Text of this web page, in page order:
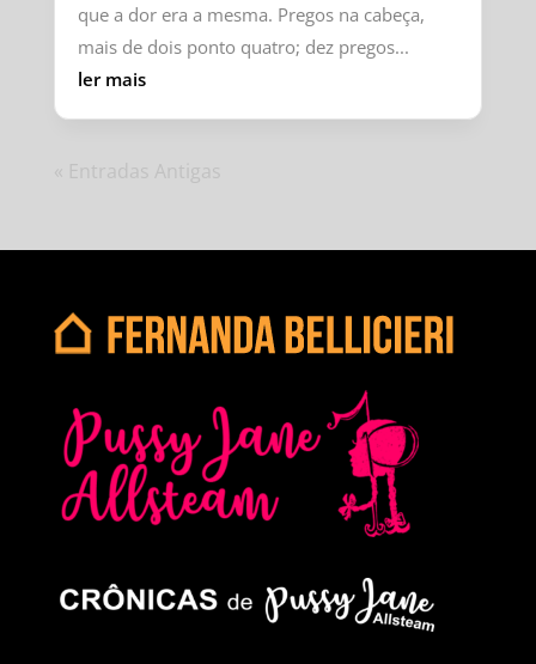
que a dor era a mesma. Pregos na cabeça,
mais de dois ponto quatro; dez pregos...
ler mais